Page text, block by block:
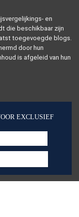
en
die beschikbaar zijn
toegevoegde blogs.
door hun
is afgeleid van hun
EXCLUSIEF